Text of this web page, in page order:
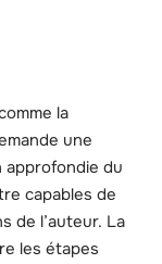
la
une
du
capables de
de l’auteur. La
les étapes